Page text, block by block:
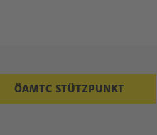
ÖAMTC STÜTZPUNKT